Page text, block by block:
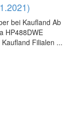
bei Kaufland Ab
HP488DWE
Filialen ...